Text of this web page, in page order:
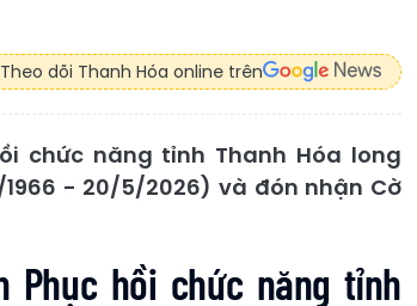
Theo dõi Thanh Hóa online trên
chức năng tỉnh Thanh Hóa long
- 20/5/2026) và đón nhận Cờ
Phục hồi chức năng tỉnh